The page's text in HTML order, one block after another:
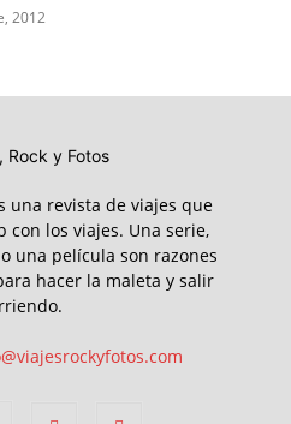
2012
una revista de viajes que
con los viajes. Una serie,
una película son razones
hacer la maleta y salir